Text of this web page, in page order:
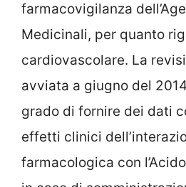
farmacovigilanza
Medicinali, per quanto
cardiovascolare. La
avviata a giugno del
grado di fornire dei dati
effetti clinici
farmacologica con